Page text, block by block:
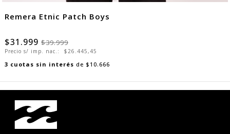
Remera Etnic Patch Boys
$31.999 $39.999
Precio s/ imp. nac.: $26.445,45
3 cuotas sin interés de $10.666